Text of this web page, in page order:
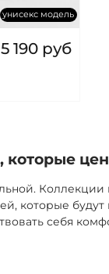
унисекс модель
5 190 руб
которые
которые
себя